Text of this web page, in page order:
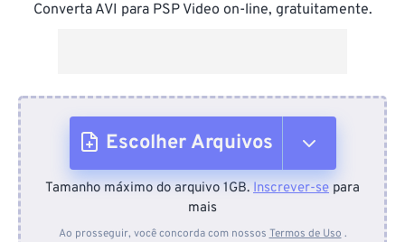
Converta AVI para PSP Video on-line, gratuitamente.
Escolher Arquivos
Do dispositivo
Tamanho máximo do arquivo 1GB. Inscrever-se para
mais
Ao prosseguir, você concorda com nossos Termos de Uso .